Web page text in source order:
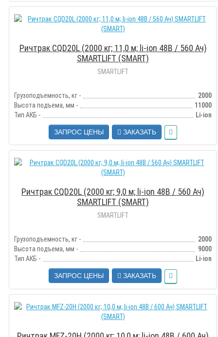
Ричтрак CQD20L (2000 кг; 11,0 м; li-ion 48В / 560 Ач)
SMARTLIFT (SMART)
SMARTLIFT
Грузоподъемность, кг -
2000
Высота подъема, мм -
11000
Тип АКБ -
Li-ion
ЗАПРОС ЦЕНЫ ЗАКАЗАТЬ
Ричтрак CQD20L (2000 кг; 9,0 м; li-ion 48В / 560 Ач)
SMARTLIFT (SMART)
SMARTLIFT
Грузоподъемность, кг -
2000
Высота подъема, мм -
9000
Тип АКБ -
Li-ion
ЗАПРОС ЦЕНЫ ЗАКАЗАТЬ